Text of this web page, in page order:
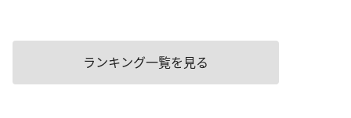
ランキング一覧を見る